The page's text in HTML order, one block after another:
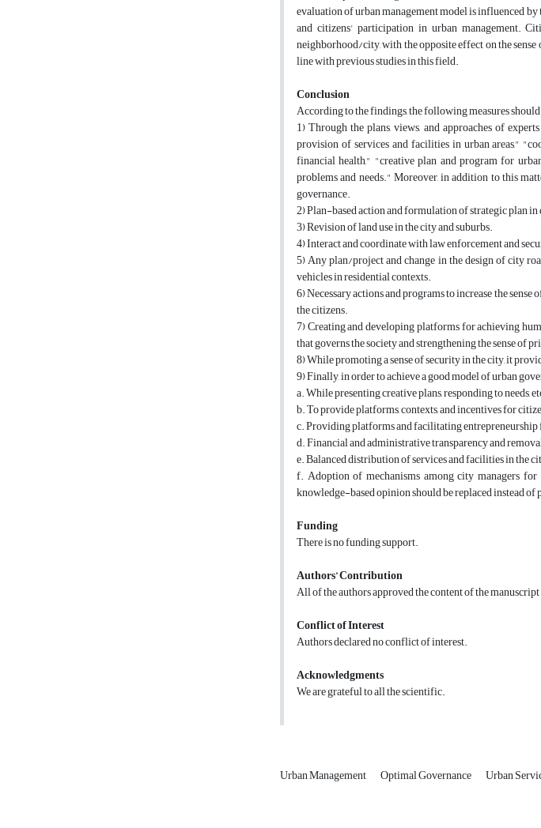
evaluation of urban management model is influenced
and citizens' participation in urban management.
neighborhood/city, with the opposite effect on the
line with previous studies in this field.
Conclusion
‏According to the findings, the following measures
‏1) Through the plans, views, and approaches of experts and organizations should be ongoing in charge of commitment to the principles such as "fair distribution and
provision of services and facilities in urban areas,"
financial health," "creative plan and program for
problems and needs." Moreover, in addition to this
governance.
‏2) Plan-based action and formulation of strategic plan
‏3) Revision of land use in the city and suburbs.
‏4) Interact and coordinate with law enforcement and
‏5) Any plan/project and change in the design of city roads should consider reducing the interference of pedestrian traffic with vehicles and reducing the traffic of motor
vehicles in residential contexts.
‏6) Necessary actions and programs to increase the sense of place attachment and pride in the neighborhood as one of the components of the urban management system among
the citizens.
‏7) Creating and developing platforms for achieving human and financial capital. Apart from physical acts and plans, this requires managing the psychological atmosphere
that governs the society and strengthening the sense of
‏8) While promoting a sense of security in the city, it
‏9) Finally, in order to achieve a good model of urban
‏a. While presenting creative plans, responding to needs,
‏b. To provide platforms, contexts, and incentives for
‏c. Providing platforms and facilitating
‏d. Financial and administrative transparency and
‏e. Balanced distribution of services and facilities in the
knowledge-based opinion should be replaced instead
Funding
There is no funding support.
Authors’ Contribution
All of the authors approved the content of the
Conflict of Interest
Authors declared no conflict of interest.
Acknowledgments
We are grateful to all the scientific.
Urban Management Optimal Governance Urban